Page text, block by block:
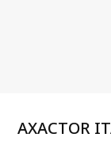
AXACTOR